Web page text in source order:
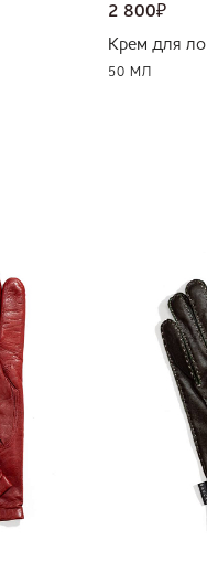
2 800₽
Крем для
50 МЛ